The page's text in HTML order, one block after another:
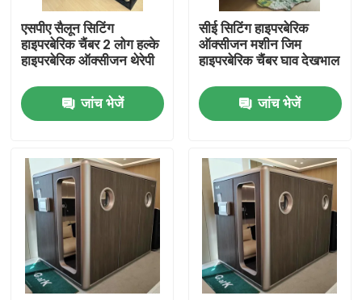
कारखाना भ्रमण
गुणवत्ता नियंत्रण
एचबीओटी हाइपरबेरिक चैंबर
हाइपरबेरिक चैंबर एसपीए
रिवर्स एजिंग हाइपरबेरिक चैंबर
एसपीए सैलून सिटिंग
हाइपरबेरिक चैंबर 2 लोग हल्के
हाइपरबेरिक ऑक्सीजन थेरेपी
जांच भेजें
सीई सिटिंग हाइपरबेरिक
ऑक्सीजन मशीन जिम
हाइपरबेरिक चैंबर घाव देखभाल
जांच भेजें